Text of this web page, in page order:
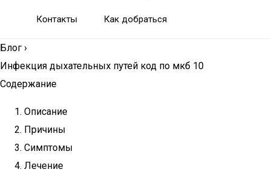
Контакты Как добраться
Блог ›
Инфекция дыхательных путей код по мкб 10
Содержание
Описание
Причины
Симптомы
Лечение